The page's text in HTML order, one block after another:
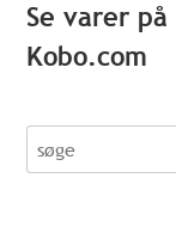
Se varer
Kobo.com
søge